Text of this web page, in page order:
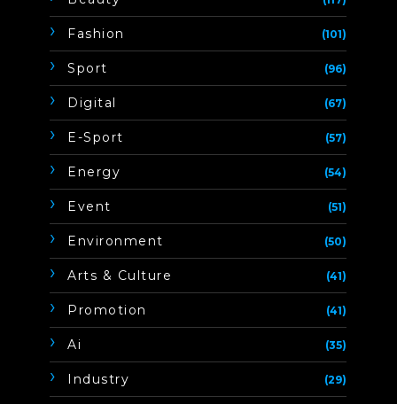
Fashion (101)
Sport (96)
Digital (67)
E-Sport (57)
Energy (54)
Event (51)
Environment (50)
Arts & Culture (41)
Promotion (41)
Ai (35)
Industry (29)